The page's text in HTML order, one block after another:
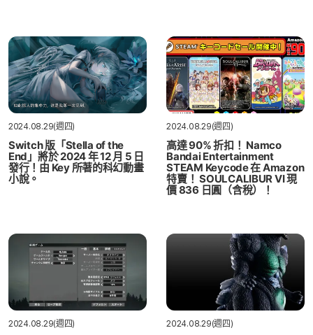
2024.08.29(週四)
Switch 版「Stella of the
End」將於 2024 年 12 月 5 日
發行！由 Key 所著的科幻動畫
小說。
2024.08.29(週四)
高達 90% 折扣！ Namco
Bandai Entertainment
STEAM Keycode 在 Amazon
特賣！ SOULCALIBUR VI 現
價 836 日圓（含稅）！
2024.08.29(週四) 2024.08.29(週四)